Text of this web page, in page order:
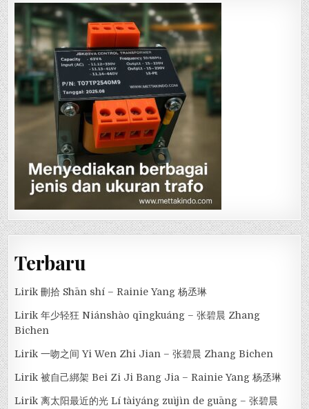
Terbaru
Lirik 刪拾 Shān shí – Rainie Yang 杨丞琳
Lirik 年少轻狂 Niánshào qīngkuáng – 张碧晨 Zhang
Bichen
Lirik 一吻之间 Yi Wen Zhi Jian – 张碧晨 Zhang Bichen
Lirik 被自己綁架 Bei Zi Ji Bang Jia – Rainie Yang 杨丞琳
Lirik 离太阳最近的光 Lí tàiyáng zuìjìn de guāng – 张碧晨